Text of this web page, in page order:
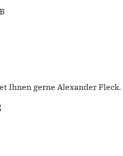
Ihnen gerne Alexander Fleck.